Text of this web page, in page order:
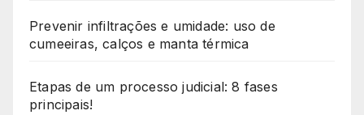
Prevenir infiltrações e umidade: uso de
cumeeiras, calços e manta térmica
Etapas de um processo judicial: 8 fases
principais!